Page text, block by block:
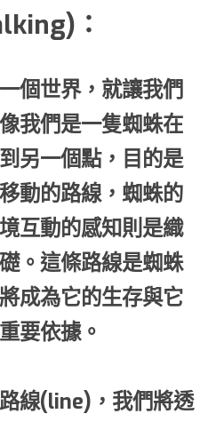
：
個世界，就讓我們
我們是一隻蜘蛛在
另一個點，目的是
動的路線，蜘蛛的
互動的感知則是織
。這條路線是蜘蛛
成為它的生存與它
要依據。
線(line)，我們將透